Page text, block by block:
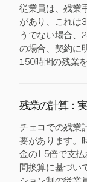
従業員は、残業
があり、これは
うでない場合、
の場合、契約に
150時間の残業
残業の計算：
チェコでの残業
要があります。
金の1.5倍で支
間換算に基づい